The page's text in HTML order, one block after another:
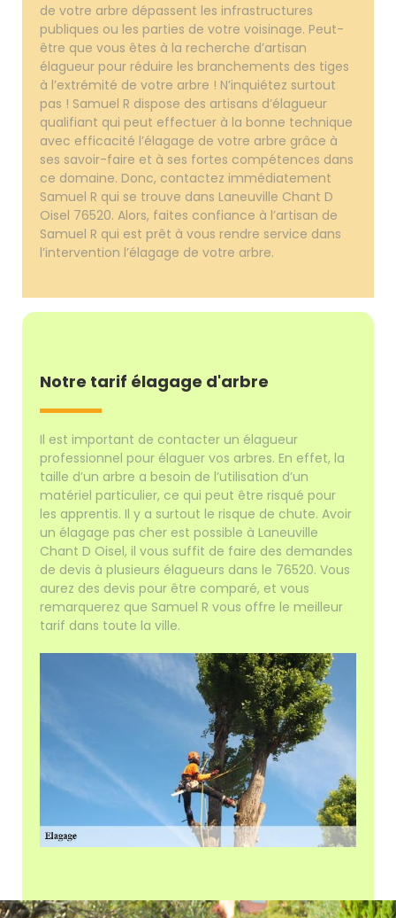
de votre arbre dépassent les infrastructures
publiques ou les parties de votre voisinage. Peut-
être que vous êtes à la recherche d’artisan
élagueur pour réduire les branchements des tiges
à l’extrémité de votre arbre ! N’inquiétez surtout
pas ! Samuel R dispose des artisans d’élagueur
qualifiant qui peut effectuer à la bonne technique
avec efficacité l’élagage de votre arbre grâce à
ses savoir-faire et à ses fortes compétences dans
ce domaine. Donc, contactez immédiatement
Samuel R qui se trouve dans Laneuville Chant D
Oisel 76520. Alors, faites confiance à l’artisan de
Samuel R qui est prêt à vous rendre service dans
l’intervention l’élagage de votre arbre.
Notre tarif élagage d'arbre
Il est important de contacter un élagueur
professionnel pour élaguer vos arbres. En effet, la
taille d’un arbre a besoin de l’utilisation d’un
matériel particulier, ce qui peut être risqué pour
les apprentis. Il y a surtout le risque de chute. Avoir
un élagage pas cher est possible à Laneuville
Chant D Oisel, il vous suffit de faire des demandes
de devis à plusieurs élagueurs dans le 76520. Vous
aurez des devis pour être comparé, et vous
remarquerez que Samuel R vous offre le meilleur
tarif dans toute la ville.